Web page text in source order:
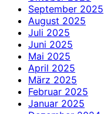
September 2025
August 2025
Juli 2025
Juni 2025
Mai 2025
April 2025
März 2025
Februar 2025
Januar 2025